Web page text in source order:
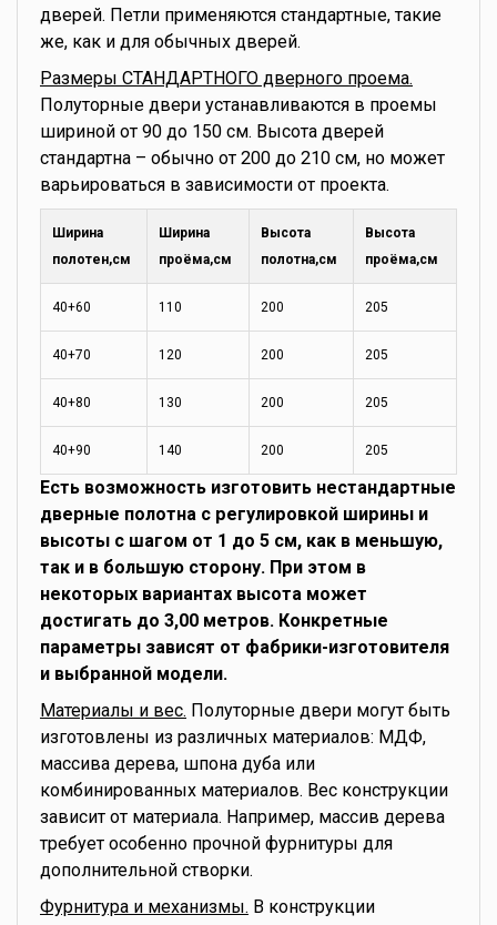
дверей. Петли применяются стандартные, такие
же, как и для обычных дверей.
Размеры СТАНДАРТНОГО дверного проема.
Полуторные двери устанавливаются в проемы
шириной от 90 до 150 см. Высота дверей
стандартна – обычно от 200 до 210 см, но может
варьироваться в зависимости от проекта.
Ширина
полотен,см
Ширина
проёма,см
Высота
полотна,см
Высота
проёма,см
40+60 110 200 205
40+70 120 200 205
40+80 130 200 205
40+90 140 200 205
Есть возможность изготовить нестандартные
дверные полотна с регулировкой ширины и
высоты с шагом от 1 до 5 см, как в меньшую,
так и в большую сторону. При этом в
некоторых вариантах высота может
достигать до 3,00 метров. Конкретные
параметры зависят от фабрики-изготовителя
и выбранной модели.
Материалы и вес. Полуторные двери могут быть
изготовлены из различных материалов: МДФ,
массива дерева, шпона дуба или
комбинированных материалов. Вес конструкции
зависит от материала. Например, массив дерева
требует особенно прочной фурнитуры для
дополнительной створки.
Фурнитура и механизмы. В конструкции